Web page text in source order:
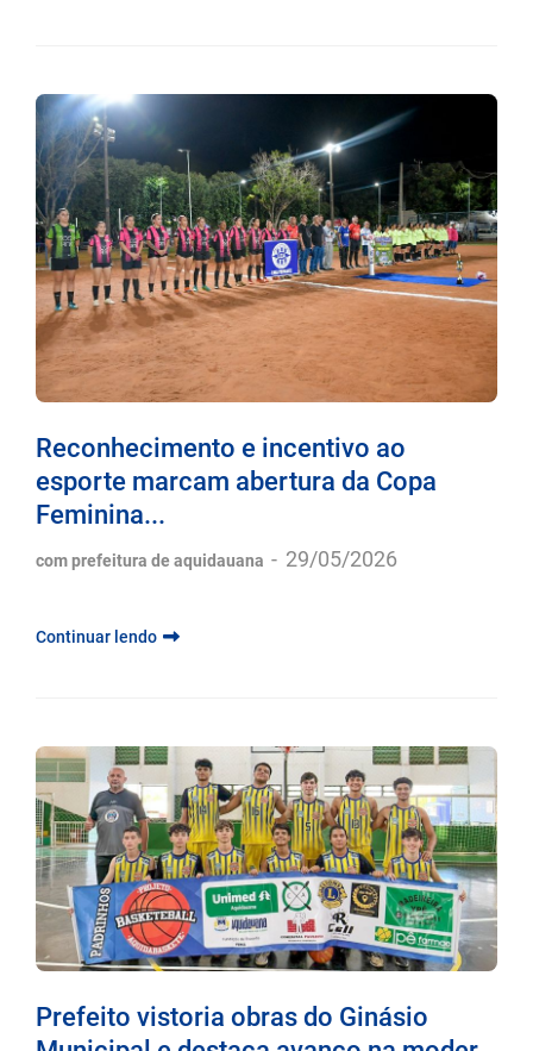
Reconhecimento e incentivo ao
esporte marcam abertura da Copa
Feminina...
com prefeitura de aquidauana - 29/05/2026
Continuar lendo
Prefeito vistoria obras do Ginásio